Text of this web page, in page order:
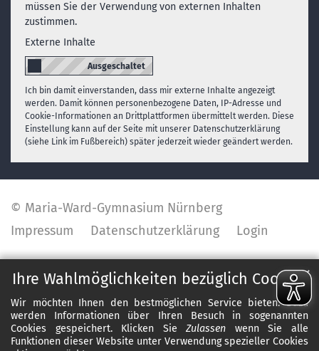
Ihre Wahlmöglichkeiten bezüglich Cookies
Wir möchten Ihnen den bestmöglichen Service bieten. Dazu
werden Informationen über Ihren Besuch in sogenannten
Cookies gespeichert. Klicken SieZulassen wenn Sie alle
Funktionen dieser Website unter Verwendung spezieller Cookies
✕
müssen Sie der Verwendung von externen Inhalten
zustimmen.
Externe Inhalte
Ich bin damit einverstanden, dass mir externe Inhalte angezeigt
werden. Damit können personenbezogene Daten, IP-Adresse und
Cookie-Informationen an Drittplattformen übermittelt werden. Diese
Einstellung kann auf der Seite mit unserer Datenschutzerklärung
(siehe Link im Fußbereich) später jederzeit wieder geändert werden.
© Maria-Ward-Gymnasium Nürnberg
Impressum
Datenschutzerklärung Login